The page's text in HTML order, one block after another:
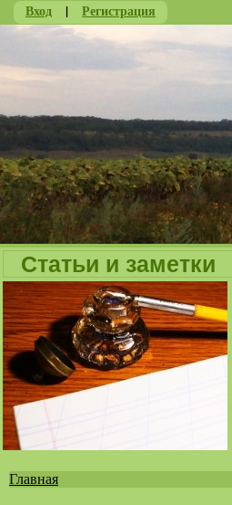
Вход | Регистрация
Статьи и заметки
Главная